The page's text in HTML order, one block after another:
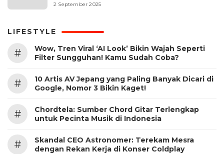
2 September 2025
LIFESTYLE
#
Wow, Tren Viral ‘AI Look’ Bikin Wajah Seperti
Filter Sungguhan! Kamu Sudah Coba?
#
10 Artis AV Jepang yang Paling Banyak Dicari di
Google, Nomor 3 Bikin Kaget!
#
Chordtela: Sumber Chord Gitar Terlengkap
untuk Pecinta Musik di Indonesia
#
Skandal CEO Astronomer: Terekam Mesra
dengan Rekan Kerja di Konser Coldplay